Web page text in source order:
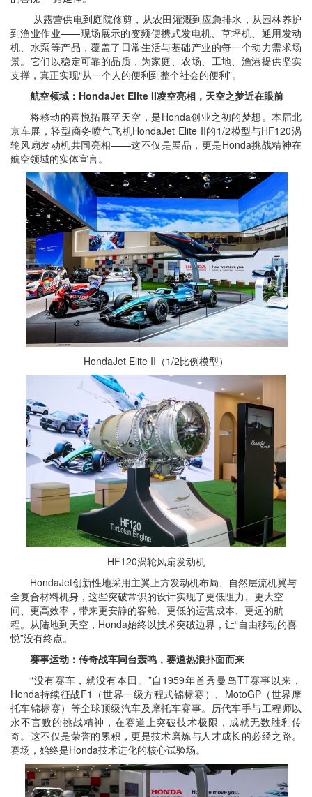
从露营供电到庭院修剪，从农田灌溉到应急排水，从园林养护
到渔业作业——现场展示的变频便携式发电机、草坪机、通用发动
机、水泵等产品，覆盖了日常生活与基础产业的每一个动力需求场
景。它们以稳定可靠的品质，为家庭、农场、工地、渔港提供坚实
支撑，真正实现“从一个人的便利到整个社会的便利”。
航空领域：HondaJet Elite II凌空亮相，天空之梦近在眼前
将移动的喜悦拓展至天空，是Honda创业之初的梦想。本届北
京车展，轻型商务喷气飞机HondaJet Elite II的1/2模型与HF120涡
轮风扇发动机共同亮相——这不仅是展品，更是Honda挑战精神在
航空领域的实体宣言。
HondaJet Elite II（1/2比例模型）
HF120涡轮风扇发动机
HondaJet创新性地采用主翼上方发动机布局、自然层流机翼与
全复合材料机身，这些突破常识的设计实现了更低阻力、更大空
间、更高效率，带来更安静的客舱、更低的运营成本、更远的航
程。从陆地到天空，Honda始终以技术突破边界，让“自由移动的喜
悦”没有终点。
赛事运动：传奇战车同台轰鸣，赛道热浪扑面而来
“没有赛车，就没有本田。”自1959年首秀曼岛TT赛事以来，
Honda持续征战F1（世界一级方程式锦标赛）、MotoGP（世界摩
托车锦标赛）等全球顶级汽车及摩托车赛事。历代车手与工程师以
永不言败的挑战精神，在赛道上突破技术极限，成就无数胜利传
奇。这不仅是荣誉的累积，更是技术磨炼与人才成长的必经之路。
赛场，始终是Honda技术进化的核心试验场。